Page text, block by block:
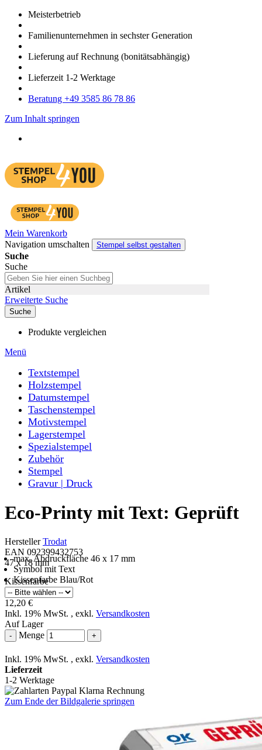
Meister­betrieb
Familien­unter­nehmen in sechster Gene­ration
Lieferung auf Rech­nung (bonitätsabhängig)
Liefer­zeit 1-2 Werk­tage
Bera­tung +49 3585 86 78 86
Zum Inhalt springen
Mein Warenkorb
Navigation umschalten
Stempel selbst gestalten
Suche
Suche
Artikel
Erweiterte Suche
Suche
Produkte vergleichen
Menü
Textstempel
Holzstempel
Datumstempel
Taschenstempel
Motivstempel
Lagerstempel
Spezialstempel
Zubehör
Stempel
Gravur | Druck
Eco-Printy mit Text: Geprüft
HerstellerTrodat
EAN 092399432753
47 x 18 mm
max. Abdruckfläche 46 x 17 mm
Symbol mit Text
Kissenfarbe Blau/Rot
Kissenfarbe
12,20 €
Inkl. 19% MwSt. , exkl. Versandkosten
Auf Lager
- Menge +
Inkl. 19% MwSt. , exkl. Versandkosten
Lieferzeit
1-2 Werktage
Zum Ende der Bildgalerie springen